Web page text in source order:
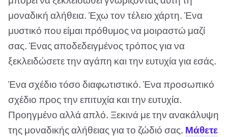
μοναδική αλήθεια. Έχω τον τέλειο χάρτη. Ένα
μυστικό που είμαι πρόθυμος να μοιραστώ μαζί
σας. Ένας αποδεδειγμένος τρόπος για να
ξεκλειδώσετε την αγάπη και την ευτυχία για εσάς.
Ένα σχέδιο τόσο διαφωτιστικό. Ένα προσωπικό
σχέδιο προς την επιτυχία και την ευτυχία.
Προηγμένο αλλά απλό. Ξεκινά με την ανακάλυψη
της μοναδικής αλήθειας για το ζώδιό σας. Μάθετε